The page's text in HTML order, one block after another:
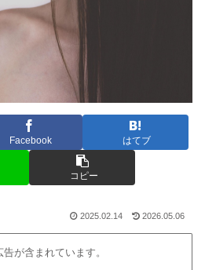
Facebook はてブ
コピー
2025.02.14 2026.05.06
が含まれています。